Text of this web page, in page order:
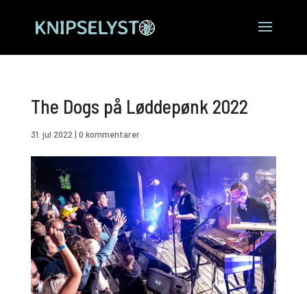
The Dogs på Løddepønk 2022
31. jul 2022 | 0 kommentarer